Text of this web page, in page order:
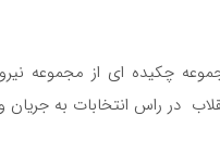
چکیده ای از مجموعه
در راس انتخابات به